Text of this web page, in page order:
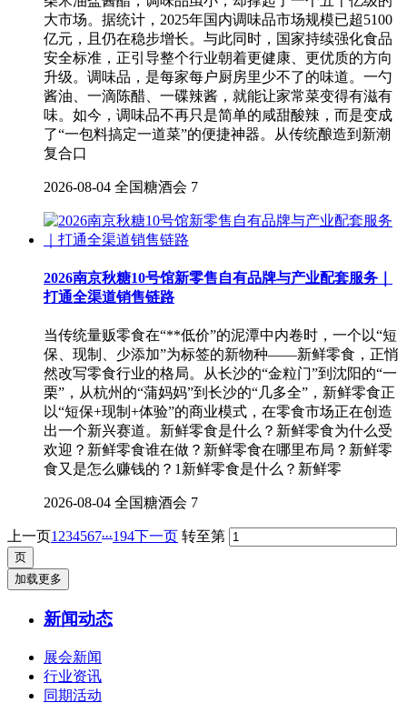
大市场。据统计，2025年国内调味品市场规模已超5100
亿元，且仍在稳步增长。与此同时，国家持续强化食品
安全标准，正引导整个行业朝着更健康、更优质的方向
升级。调味品，是每家每户厨房里少不了的味道。一勺
酱油、一滴陈醋、一碟辣酱，就能让家常菜变得有滋有
味。如今，调味品不再只是简单的咸甜酸辣，而是变成
了“一包料搞定一道菜”的便捷神器。从传统酿造到新潮
复合口
2026-08-04 全国糖酒会 7
2026南京秋糖10号馆新零售自有品牌与产业配套服务｜
打通全渠道销售链路
当传统量贩零食在“**低价”的泥潭中内卷时，一个以“短
保、现制、少添加”为标签的新物种——新鲜零食，正悄
然改写零食行业的格局。从长沙的“金粒门”到沈阳的“一
栗”，从杭州的“蒲妈妈”到长沙的“几多全”，新鲜零食正
以“短保+现制+体验”的商业模式，在零食市场正在创造
出一个新兴赛道。新鲜零食是什么？新鲜零食为什么受
欢迎？新鲜零食谁在做？新鲜零食在哪里布局？新鲜零
食又是怎么赚钱的？1新鲜零食是什么？新鲜零
2026-08-04 全国糖酒会 7
上一页1 234567...194下一页 转至第
加载更多
新闻动态
展会新闻
行业资讯
同期活动